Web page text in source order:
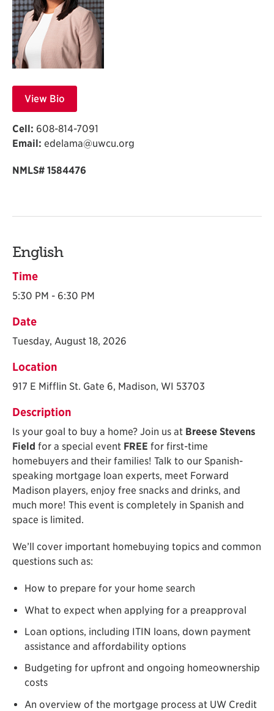
View Bio
Cell: 608-814-7091
Email: edelama@uwcu.org
NMLS# 1584476
English
Time
5:30 PM - 6:30 PM
Date
Tuesday, August 18, 2026
Location
917 E Mifflin St. Gate 6, Madison, WI 53703
Description
Is your goal to buy a home? Join us at Breese Stevens
Field for a special event FREE for first-time
homebuyers and their families! Talk to our Spanish-
speaking mortgage loan experts, meet Forward
Madison players, enjoy free snacks and drinks, and
much more! This event is completely in Spanish and
space is limited.
We’ll cover important homebuying topics and common
questions such as:
How to prepare for your home search
What to expect when applying for a preapproval
Loan options, including ITIN loans, down payment
assistance and affordability options
Budgeting for upfront and ongoing homeownership
costs
An overview of the mortgage process at UW Credit